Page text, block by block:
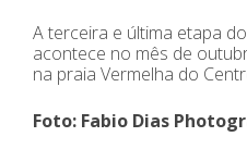
A terceira e última etapa
acontece no mês de
na praia Vermelha do
Foto: Fabio Dias